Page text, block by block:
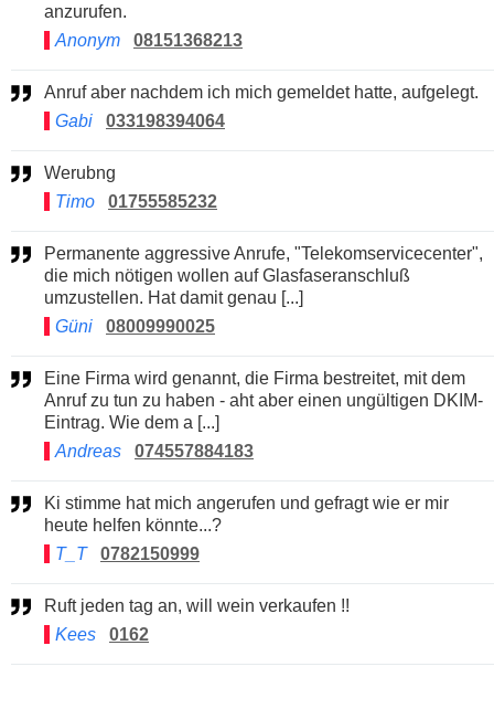
anzurufen.
Anonym
08151368213
Anruf aber nachdem ich mich gemeldet hatte, aufgelegt.
Gabi
033198394064
Werubng
Timo
01755585232
Permanente aggressive Anrufe, "Telekomservicecenter",
die mich nötigen wollen auf Glasfaseranschluß
umzustellen. Hat damit genau [...]
Güni
08009990025
Eine Firma wird genannt, die Firma bestreitet, mit dem
Anruf zu tun zu haben - aht aber einen ungültigen DKIM-
Eintrag. Wie dem a [...]
Andreas
074557884183
Ki stimme hat mich angerufen und gefragt wie er mir
heute helfen könnte...?
T_T
0782150999
Ruft jeden tag an, will wein verkaufen !!
Kees
0162